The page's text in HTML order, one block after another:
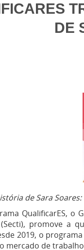
DE
de Sara
QualificarES, o
promove a
2019, o
mercado de